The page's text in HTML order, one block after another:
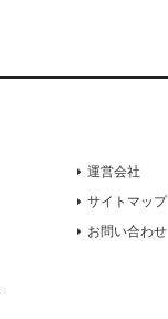
運営会社
サイトマップ
お問い合わせ